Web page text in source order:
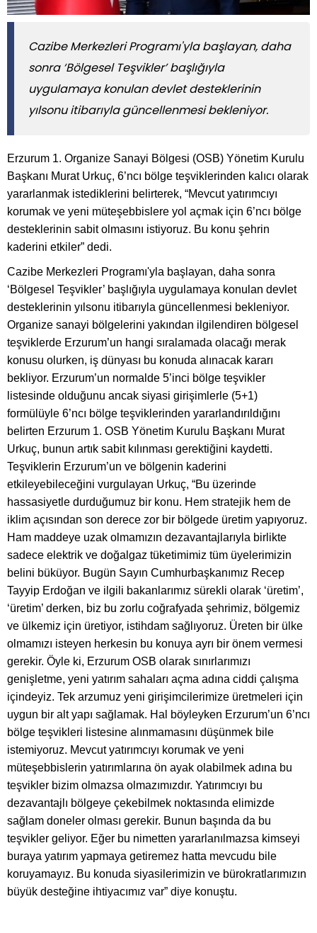
Cazibe Merkezleri Programı'yla başlayan, daha
sonra ‘Bölgesel Teşvikler’ başlığıyla
uygulamaya konulan devlet desteklerinin
yılsonu itibarıyla güncellenmesi bekleniyor.
Erzurum 1. Organize Sanayi Bölgesi (OSB) Yönetim Kurulu
Başkanı Murat Urkuç, 6’ncı bölge teşviklerinden kalıcı olarak
yararlanmak istediklerini belirterek, “Mevcut yatırımcıyı
korumak ve yeni müteşebbislere yol açmak için 6’ncı bölge
desteklerinin sabit olmasını istiyoruz. Bu konu şehrin
kaderini etkiler” dedi.
Cazibe Merkezleri Programı'yla başlayan, daha sonra
‘Bölgesel Teşvikler’ başlığıyla uygulamaya konulan devlet
desteklerinin yılsonu itibarıyla güncellenmesi bekleniyor.
Organize sanayi bölgelerini yakından ilgilendiren bölgesel
teşviklerde Erzurum’un hangi sıralamada olacağı merak
konusu olurken, iş dünyası bu konuda alınacak kararı
bekliyor. Erzurum’un normalde 5’inci bölge teşvikler
listesinde olduğunu ancak siyasi girişimlerle (5+1)
formülüyle 6’ncı bölge teşviklerinden yararlandırıldığını
belirten Erzurum 1. OSB Yönetim Kurulu Başkanı Murat
Urkuç, bunun artık sabit kılınması gerektiğini kaydetti.
Teşviklerin Erzurum’un ve bölgenin kaderini
etkileyebileceğini vurgulayan Urkuç, “Bu üzerinde
hassasiyetle durduğumuz bir konu. Hem stratejik hem de
iklim açısından son derece zor bir bölgede üretim yapıyoruz.
Ham maddeye uzak olmamızın dezavantajlarıyla birlikte
sadece elektrik ve doğalgaz tüketimimiz tüm üyelerimizin
belini büküyor. Bugün Sayın Cumhurbaşkanımız Recep
Tayyip Erdoğan ve ilgili bakanlarımız sürekli olarak ‘üretim’,
‘üretim’ derken, biz bu zorlu coğrafyada şehrimiz, bölgemiz
ve ülkemiz için üretiyor, istihdam sağlıyoruz. Üreten bir ülke
olmamızı isteyen herkesin bu konuya ayrı bir önem vermesi
gerekir. Öyle ki, Erzurum OSB olarak sınırlarımızı
genişletme, yeni yatırım sahaları açma adına ciddi çalışma
içindeyiz. Tek arzumuz yeni girişimcilerimize üretmeleri için
uygun bir alt yapı sağlamak. Hal böyleyken Erzurum’un 6’ncı
bölge teşvikleri listesine alınmamasını düşünmek bile
istemiyoruz. Mevcut yatırımcıyı korumak ve yeni
müteşebbislerin yatırımlarına ön ayak olabilmek adına bu
teşvikler bizim olmazsa olmazımızdır. Yatırımcıyı bu
dezavantajlı bölgeye çekebilmek noktasında elimizde
sağlam doneler olması gerekir. Bunun başında da bu
teşvikler geliyor. Eğer bu nimetten yararlanılmazsa kimseyi
buraya yatırım yapmaya getiremez hatta mevcudu bile
koruyamayız. Bu konuda siyasilerimizin ve bürokratlarımızın
büyük desteğine ihtiyacımız var” diye konuştu.